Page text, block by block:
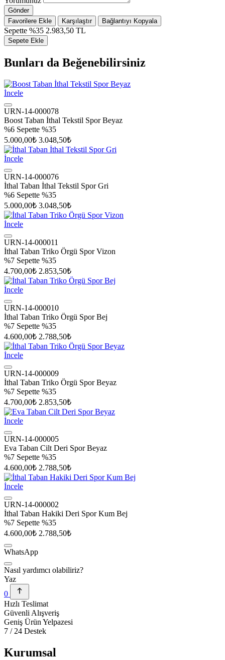
Gönder
Favorilere Ekle
Karşılaştır Bağlantıyı Kopyala
Sepette %35 2.983,50 TL
Sepete Ekle
Bunları da Beğenebilirsiniz
İncele
URN-14-000078
Boost Taban İthal Tekstil Spor Beyaz
%6 Sepette %35
5.000,00₺ 3.048,50₺
İncele
URN-14-000076
İthal Taban İthal Tekstil Spor Gri
%6 Sepette %35
5.000,00₺ 3.048,50₺
İncele
URN-14-000011
İthal Taban Triko Örgü Spor Vizon
%7 Sepette %35
4.700,00₺ 2.853,50₺
İncele
URN-14-000010
İthal Taban Triko Örgü Spor Bej
%7 Sepette %35
4.600,00₺ 2.788,50₺
İncele
URN-14-000009
İthal Taban Triko Örgü Spor Beyaz
%7 Sepette %35
4.700,00₺ 2.853,50₺
İncele
URN-14-000005
Eva Taban Cilt Deri Spor Beyaz
%7 Sepette %35
4.600,00₺ 2.788,50₺
İncele
URN-14-000002
İthal Taban Hakiki Deri Spor Kum Bej
%7 Sepette %35
4.600,00₺ 2.788,50₺
WhatsApp
Nasıl yardımcı olabiliriz?
Yaz
0
Hızlı Teslimat
Güvenli Alışveriş
Geniş Ürün Yelpazesi
7 / 24 Destek
Kurumsal